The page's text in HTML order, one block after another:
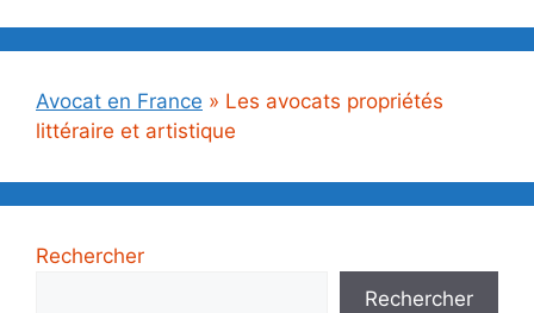
Avocat en France » Les avocats propriétés
littéraire et artistique
Rechercher
Rechercher